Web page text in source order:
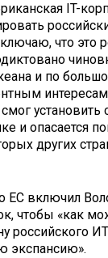
IT-
что это
и по
смог
и опасается
других
ЕС включил
чтобы «как
российского
экспансию».